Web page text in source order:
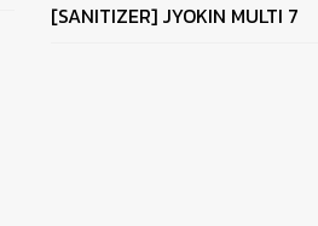
[SANITIZER] JYOKIN MULTI 7